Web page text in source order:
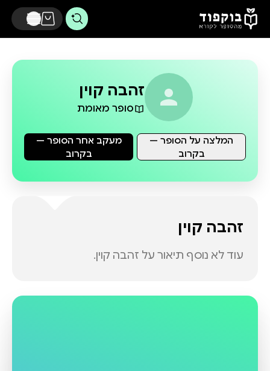
דלג לתוכן הראשי
זהבה קוין
סופר מאומת
מעקב אחר הסופר —
בקרוב
המלצה על הסופר —
בקרוב
זהבה קוין
עוד לא נוסף תיאור על זהבה קוין.